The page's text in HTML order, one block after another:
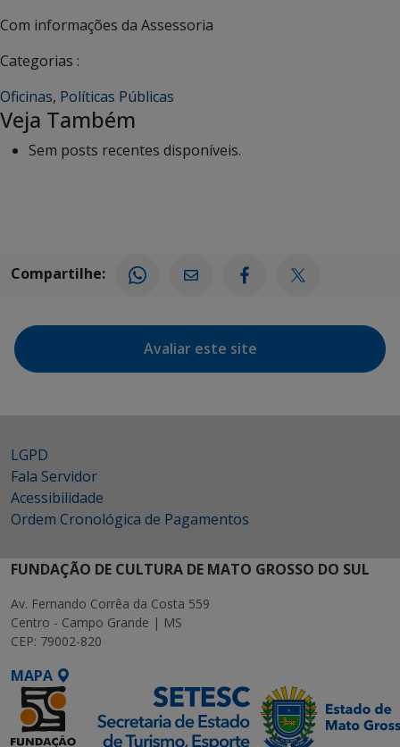
Com informações da Assessoria
Categorias :
Oficinas, Políticas Públicas
Veja Também
Sem posts recentes disponíveis.
Compartilhe:
Avaliar este site
LGPD
Fala Servidor
Acessibilidade
Ordem Cronológica de Pagamentos
FUNDAÇÃO DE CULTURA DE MATO GROSSO DO SUL
Av. Fernando Corrêa da Costa 559
Centro - Campo Grande | MS
CEP: 79002-820
MAPA